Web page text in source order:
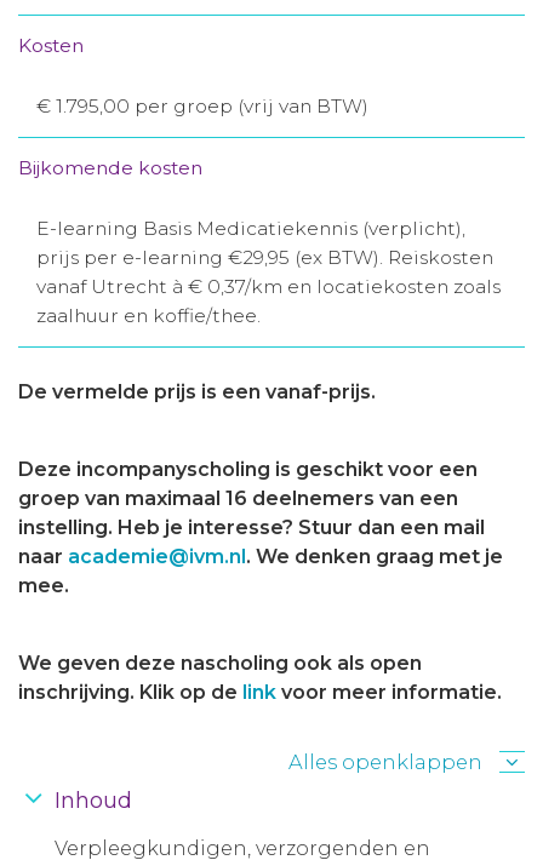
Kosten
€ 1.795,00 per groep (vrij van BTW)
Bijkomende kosten
E-learning Basis Medicatiekennis (verplicht),
prijs per e-learning €29,95 (ex BTW). Reiskosten
vanaf Utrecht à € 0,37/km en locatiekosten zoals
zaalhuur en koffie/thee.
De vermelde prijs is een vanaf-prijs.
Deze incompanyscholing is geschikt voor een
groep van maximaal 16 deelnemers van een
instelling. Heb je interesse? Stuur dan een mail
naar academie@ivm.nl. We denken graag met je
mee.
We geven deze nascholing ook als open
inschrijving. Klik op de link voor meer informatie.
Alles openklappen
Inhoud
Verpleegkundigen, verzorgenden en